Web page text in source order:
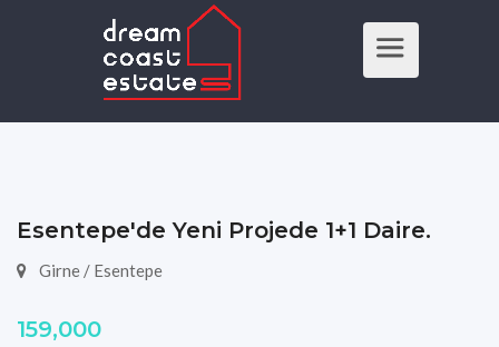
Esentepe'de Yeni Projede 1+1 Daire.
Girne / Esentepe
159,000